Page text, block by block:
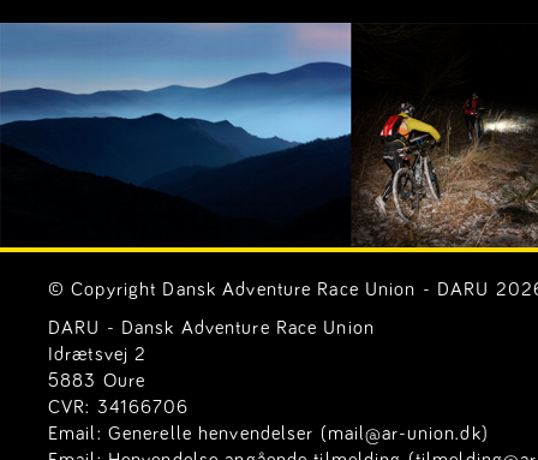
© Copyright Dansk Adventure Race Union - DARU
DARU - Dansk Adventure Race Union
Idrætsvej 2
5883 Oure
CVR: 34166706
Email: Generelle henvendelser (mail@ar-union.dk)